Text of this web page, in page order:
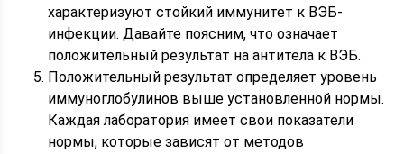
характеризуют стойкий иммунитет к ВЭБ-
инфекции. Давайте поясним, что означает
положительный результат на антитела к ВЭБ.
Положительный результат определяет уровень
иммуноглобулинов выше установленной нормы.
Каждая лаборатория имеет свои показатели
нормы, которые зависят от методов